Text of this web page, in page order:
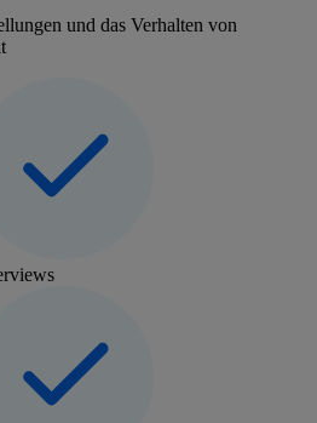
und das Verhalten von